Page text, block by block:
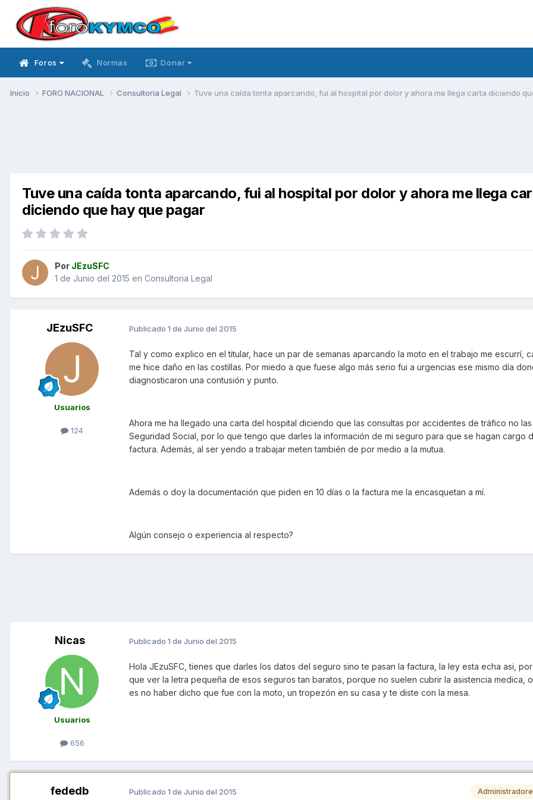
Foros Normas Donar
Inicio FORO NACIONAL Consultoria Legal Tuve una caída tonta aparcando, fui al hospital por dolor y ahora me llega carta diciendo
Tuve una caída tonta aparcando, fui al hospital por dolor y ahora me llega
diciendo que hay que pagar
Por JEzuSFC
1 de Junio del 2015 en Consultoria Legal
JEzuSFC
Usuarios
124
Publicado 1 de Junio del 2015
Tal y como explico en el titular, hace un par de semanas aparcando la moto en el trabajo me escurrí,
me hice daño en las costillas. Por miedo a que fuese algo más serio fui a urgencias ese mismo día
diagnosticaron una contusión y punto.
Ahora me ha llegado una carta del hospital diciendo que las consultas por accidentes de tráfico no
Seguridad Social, por lo que tengo que darles la información de mi seguro para que se hagan cargo
factura. Además, al ser yendo a trabajar meten también de por medio a la mutua.
Además o doy la documentación que piden en 10 días o la factura me la encasquetan a mí.
Algún consejo o experiencia al respecto?
Nicas
Usuarios
656
Publicado 1 de Junio del 2015
Hola JEzuSFC, tienes que darles los datos del seguro sino te pasan la factura, la ley esta echa asi,
que ver la letra pequeña de esos seguros tan baratos, porque no suelen cubrir la asistencia medica,
es no haber dicho que fue con la moto, un tropezón en su casa y te diste con la mesa.
fededb Publicado 1 de Junio del 2015